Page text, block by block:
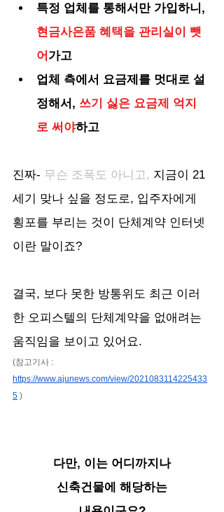
특정 업체를 통해서만 가입하니,
현금사은품 혜택을 관리실이 뺏
어 가고
업체 측에서 요금제를 멋대로 설
정해서, 쓰기 싫은 요금제 억지
로 써야하고
진짜- 무슨 조폭도 아니고, 지금이 21
세기 맞나 싶을 정도로, 입주자에게
횡포를 부리는 것이 단체계약 인터넷
이란 말이죠?
결국, 보다 못한 방통위도 최근 이러
한 오피스텔의 단체계약을 없애려는
움직임을 보이고 있어요.
(참고기사 :
https://www.ajunews.com/view/2021083114225433
5 )
다만, 이는 어디까지나
신축건물에 해당하는